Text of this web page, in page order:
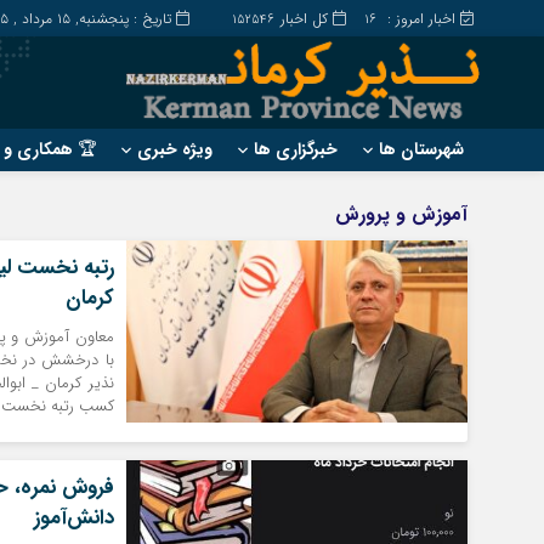
کل اخبار 152546 اخبار امروز : 16 تاریخ : پنجشنبه, ۱۵ مرداد , ۱۴۰۵
شهرستان ها خبرگزاری ها ویژه خبری 🏆 همکاری و
ارزوئیه
انار
بردسیر
بم
جیرفت
راور
آموزش و پرورش
رتبه نخست
کرمان
معاون آموزش و
با درخشش در
نذیر کرمان _
کسب رتبه نخست
فروش نمره،
دانش‌آموز